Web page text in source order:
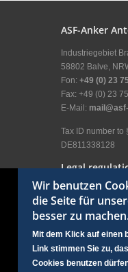
ASF-Anker
Industriegebiet
58802 Balve,
Fon: +49 (0) 23
Fax: +49 (0) 23
E-Mail:
Tax ID number to
DE811338128
Legal
Legal
General terms
Terms of use
User menu
Login
Wir benutzen
die Seite für
besser zu
Mit dem Klick auf einen
Link stimmen Sie zu,
Cookies benutzen